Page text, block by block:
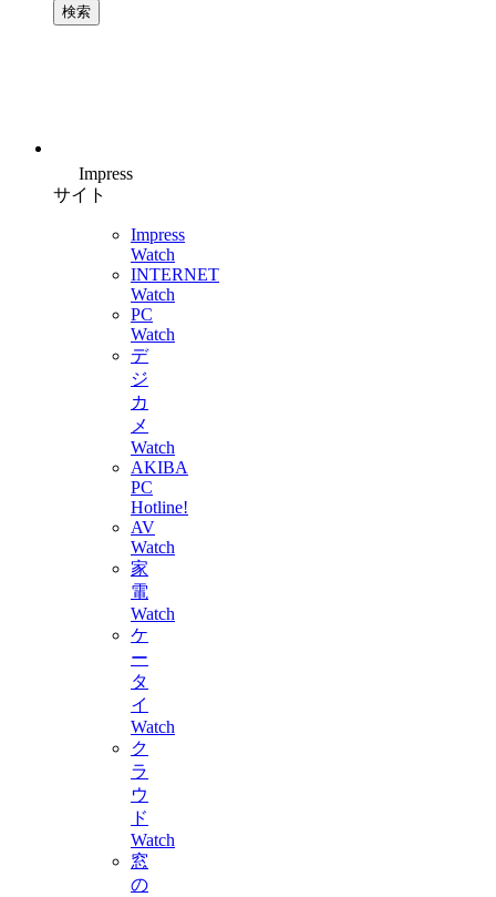
Impress
サイト
Impress
Watch
INTERNET
Watch
PC
Watch
デ
ジ
カ
メ
Watch
AKIBA
PC
Hotline!
AV
Watch
家
電
Watch
ケ
ー
タ
イ
Watch
ク
ラ
ウ
ド
Watch
窓
の